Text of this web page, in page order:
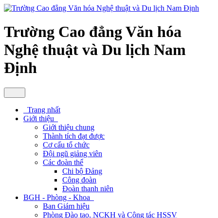
Trường Cao đẳng Văn hóa
Nghệ thuật và Du lịch Nam
Định
Trang nhất
Giới thiệu
Giới thiệu chung
Thành tích đạt được
Cơ cấu tổ chức
Đội ngũ giảng viên
Các đoàn thể
Chi bộ Đảng
Công đoàn
Đoàn thanh niên
BGH - Phòng - Khoa
Ban Giám hiệu
Phòng Đào tạo, NCKH và Công tác HSSV